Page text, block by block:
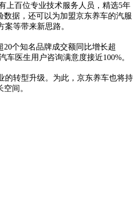
上百位专业技术服务人员，精选5年
据，还可以为加盟京东养车的汽服
等带来新思路。
个知名品牌成交额同比增长超
医生用户咨询满意度接近100%。
的转型升级。为此，京东养车也将持
间。